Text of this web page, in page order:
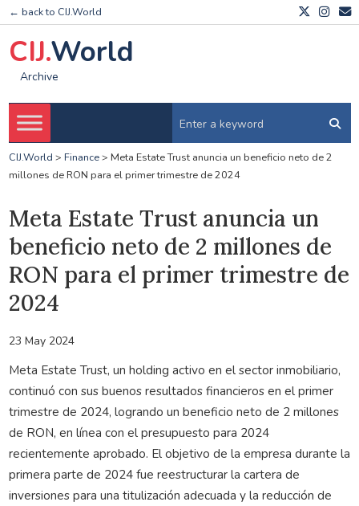
← back to CIJ.World
CIJ.World
Archive
CIJ.World > Finance> Meta Estate Trust anuncia un beneficio neto de 2
millones de RON para el primer trimestre de 2024
Meta Estate Trust anuncia un
beneficio neto de 2 millones de
RON para el primer trimestre de
2024
23 May 2024
Meta Estate Trust, un holding activo en el sector inmobiliario,
continuó con sus buenos resultados financieros en el primer
trimestre de 2024, logrando un beneficio neto de 2 millones
de RON, en línea con el presupuesto para 2024
recientemente aprobado. El objetivo de la empresa durante la
primera parte de 2024 fue reestructurar la cartera de
inversiones para una titulización adecuada y la reducción de